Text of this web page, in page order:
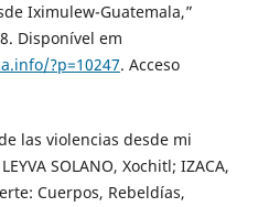
Iximulew-Guatemala,”
Disponível em
?p=10247. Acceso
las violencias desde mi
SOLANO, Xochitl; IZACA,
Cuerpos, Rebeldías,